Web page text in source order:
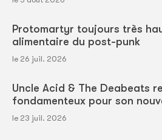
Protomartyr toujours très
alimentaire du post-punk
le 26 juil. 2026
Uncle Acid & The Deabeats
fondamenteux pour son
le 23 juil. 2026